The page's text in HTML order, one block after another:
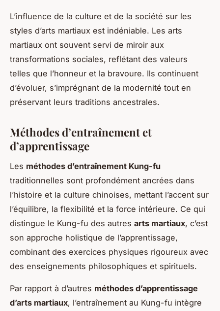
L’influence de la culture et de la société sur les
styles d’arts martiaux est indéniable. Les arts
martiaux ont souvent servi de miroir aux
transformations sociales, reflétant des valeurs
telles que l’honneur et la bravoure. Ils continuent
d’évoluer, s’imprégnant de la modernité tout en
préservant leurs traditions ancestrales.
Méthodes d’entraînement et
d’apprentissage
Les méthodes d’entraînement Kung-fu
traditionnelles sont profondément ancrées dans
l’histoire et la culture chinoises, mettant l’accent sur
l’équilibre, la flexibilité et la force intérieure. Ce qui
distingue le Kung-fu des autres arts martiaux, c’est
son approche holistique de l’apprentissage,
combinant des exercices physiques rigoureux avec
des enseignements philosophiques et spirituels.
Par rapport à d’autres méthodes d’apprentissage
d’arts martiaux, l’entraînement au Kung-fu intègre